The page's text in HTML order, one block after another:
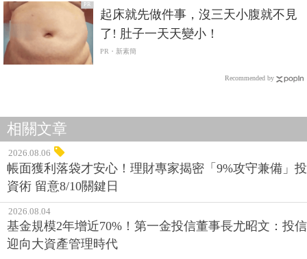
PR
起床就先做件事，沒三天小腹就不見
了! 肚子一天天變小！
PR・新素簡
Recommended by
相關文章
2026.08.06
帳面獲利落袋才安心！理財專家揭密「9%攻守兼備」投
資術 留意8/10關鍵日
2026.08.04
基金規模2年增近70%！第一金投信董事長尤昭文：投信
迎向大資產管理時代